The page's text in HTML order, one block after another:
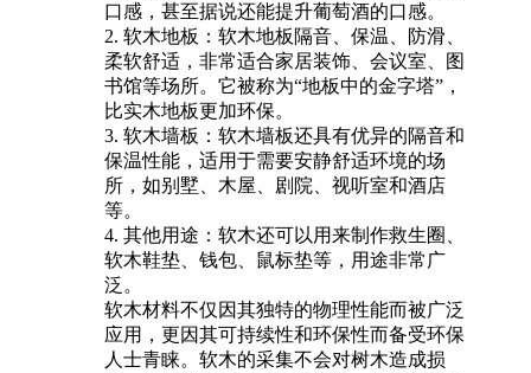
口感，甚至据说还能提升葡萄酒的口感。
2. 软木地板：软木地板隔音、保温、防滑、
柔软舒适，非常适合家居装饰、会议室、图
书馆等场所。它被称为“地板中的金字塔”，
比实木地板更加环保。
3. 软木墙板：软木墙板还具有优异的隔音和
保温性能，适用于需要安静舒适环境的场
所，如别墅、木屋、剧院、视听室和酒店
等。
4. 其他用途：软木还可以用来制作救生圈、
软木鞋垫、钱包、鼠标垫等，用途非常广
泛。
软木材料不仅因其独特的物理性能而被广泛
应用，更因其可持续性和环保性而备受环保
人士青睐。软木的采集不会对树木造成损